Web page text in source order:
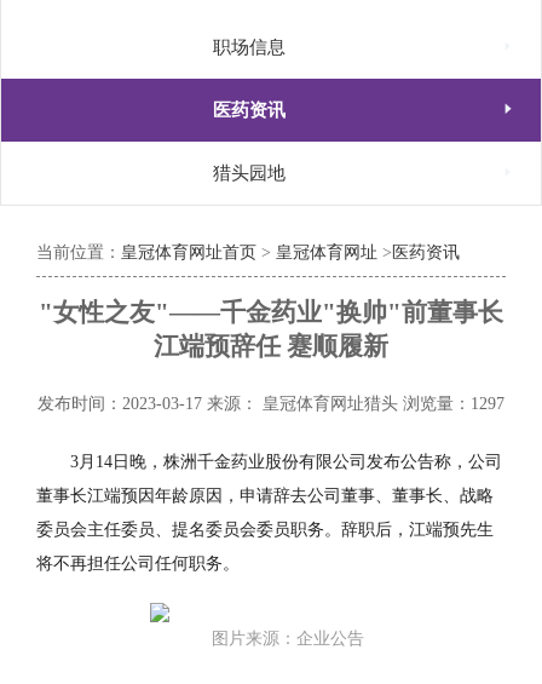
职场信息
医药资讯 
猎头园地
当前位置： 皇冠体育网址首页 > 皇冠体育网址 > 医药资讯
"女性之友"——千金药业"换帅"前董事长
江端预辞任 蹇顺履新
发布时间：2023-03-17 来源： 皇冠体育网址猎头 浏览量：1297
3月14日晚，株洲千金药业股份有限公司发布公告称，公司
董事长江端预因年龄原因，申请辞去公司董事、董事长、战略
委员会主任委员、提名委员会委员职务。辞职后，江端预先生
将不再担任公司任何职务。
图片来源：企业公告